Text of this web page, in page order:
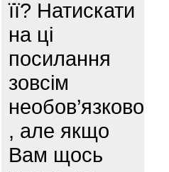
її? Натискати
на ці
посилання
зовсім
необов’язково
, але якщо
Вам щось